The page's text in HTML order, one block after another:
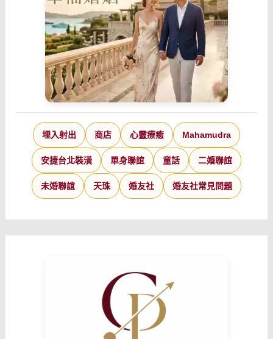
埋入射出 商店 心靈療癒 Mahamudra
安捷台北裝潢 單身聯誼 童話 二婚聯誼
未婚聯誼 天珠 婚友社 婚友社常見問題